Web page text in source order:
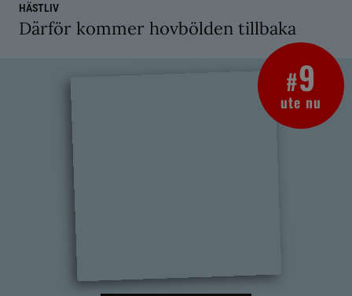
HÄSTLIV
Därför kommer hovbölden tillbaka
#9
ute nu